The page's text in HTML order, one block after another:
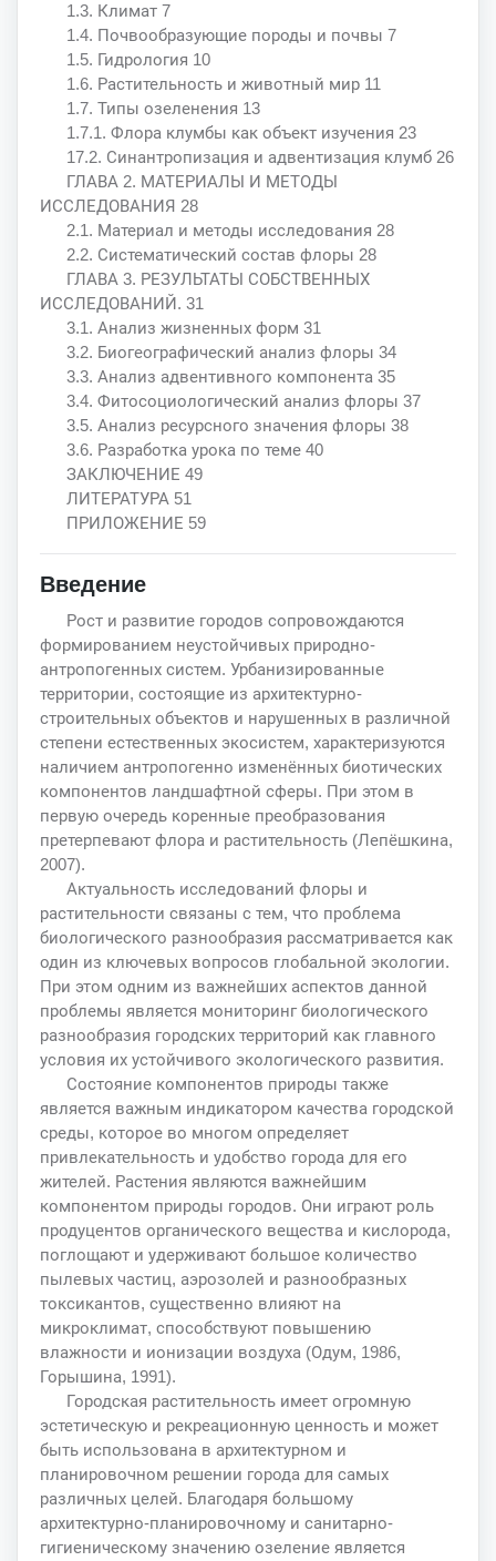
1.3. Климат 7
1.4. Почвообразующие породы и почвы 7
1.5. Гидрология 10
1.6. Растительность и животный мир 11
1.7. Типы озеленения 13
1.7.1. Флора клумбы как объект изучения 23
17.2. Синантропизация и адвентизация клумб 26
ГЛАВА 2. МАТЕРИАЛЫ И МЕТОДЫ
ИССЛЕДОВАНИЯ 28
2.1. Материал и методы исследования 28
2.2. Систематический состав флоры 28
ГЛАВА 3. РЕЗУЛЬТАТЫ СОБСТВЕННЫХ
ИССЛЕДОВАНИЙ. 31
3.1. Анализ жизненных форм 31
3.2. Биогеографический анализ флоры 34
3.3. Анализ адвентивного компонента 35
3.4. Фитосоциологический анализ флоры 37
3.5. Анализ ресурсного значения флоры 38
3.6. Разработка урока по теме 40
ЗАКЛЮЧЕНИЕ 49
ЛИТЕРАТУРА 51
ПРИЛОЖЕНИЕ 59
Введение
Рост и развитие городов сопровождаются
формированием неустойчивых природно-
антропогенных систем. Урбанизированные
территории, состоящие из архитектурно-
строительных объектов и нарушенных в различной
степени естественных экосистем, характеризуются
наличием антропогенно изменённых биотических
компонентов ландшафтной сферы. При этом в
первую очередь коренные преобразования
претерпевают флора и растительность (Лепёшкина,
2007).
Актуальность исследований флоры и
растительности связаны с тем, что проблема
биологического разнообразия рассматривается как
один из ключевых вопросов глобальной экологии.
При этом одним из важнейших аспектов данной
проблемы является мониторинг биологического
разнообразия городских территорий как главного
условия их устойчивого экологического развития.
Состояние компонентов природы также
является важным индикатором качества городской
среды, которое во многом определяет
привлекательность и удобство города для его
жителей. Растения являются важнейшим
компонентом природы городов. Они играют роль
продуцентов органического вещества и кислорода,
поглощают и удерживают большое количество
пылевых частиц, аэрозолей и разнообразных
токсикантов, существенно влияют на
микроклимат, способствуют повышению
влажности и ионизации воздуха (Одум, 1986,
Горышина, 1991).
Городская растительность имеет огромную
эстетическую и рекреационную ценность и может
быть использована в архитектурном и
планировочном решении города для самых
различных целей. Благодаря большому
архитектурно-планировочному и санитарно-
гигиеническому значению озеление является